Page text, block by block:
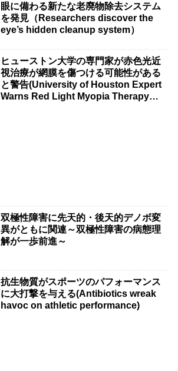
眼に備わる新たな老廃物除去システム
を発見（Researchers discover the
eye’s hidden cleanup system）
ヒューストン大学の専門家が赤色光近
視治療が網膜を傷つける可能性がある
と警告(University of Houston Expert
Warns Red Light Myopia Therapy
双極性障害に先天的・後天的デノボ変
異がともに関連～双極性障害の病態理
解が一歩前進～
抗生物質がスポーツのパフォーマンス
に大打撃を与える(Antibiotics wreak
havoc on athletic performance)